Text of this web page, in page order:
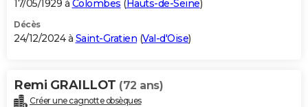
17/05/1929 à Colombes ( Hauts-de-Seine)
Décès
24/12/2024 à Saint-Gratien (Val-d'Oise)
Remi GRAILLOT (72 ans)
Créer une cagnotte obsèques